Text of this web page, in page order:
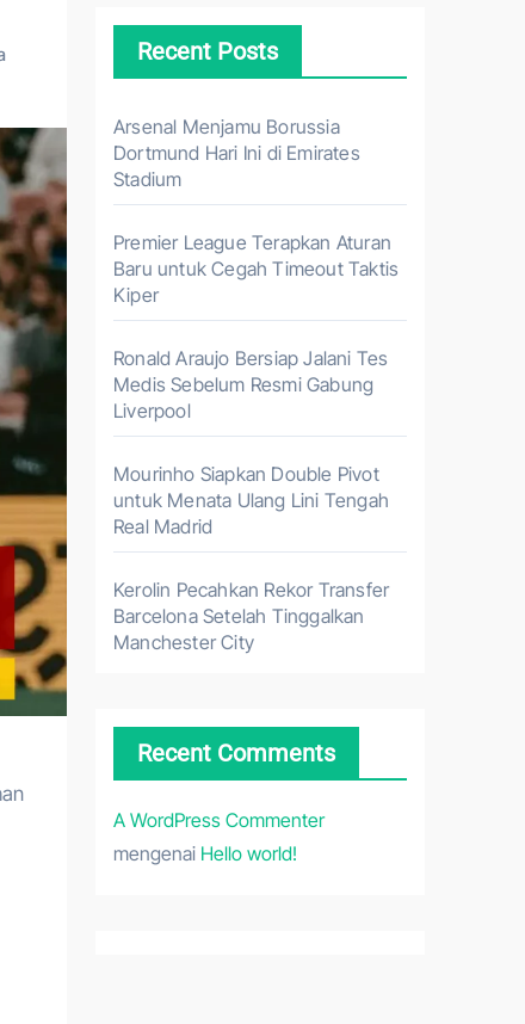
Recent Posts
Arsenal Menjamu Borussia
Dortmund Hari Ini di Emirates
Stadium
Premier League Terapkan Aturan
Baru untuk Cegah Timeout Taktis
Kiper
Ronald Araujo Bersiap Jalani Tes
Medis Sebelum Resmi Gabung
Liverpool
Mourinho Siapkan Double Pivot
untuk Menata Ulang Lini Tengah
Real Madrid
Kerolin Pecahkan Rekor Transfer
Barcelona Setelah Tinggalkan
Manchester City
Recent Comments
A WordPress Commenter
mengenai Hello world!